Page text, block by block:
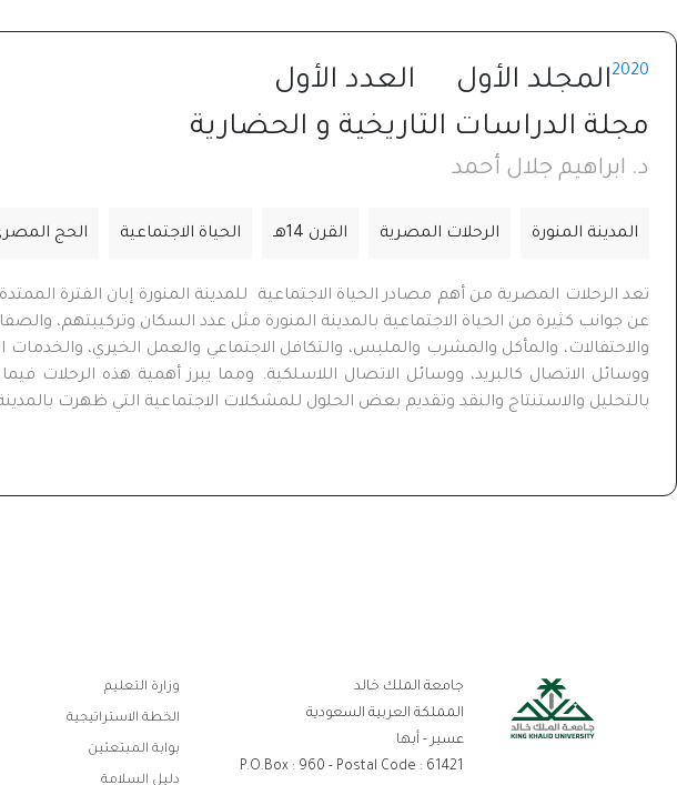
2020المجلد الأول
العدد الأول
مجلة الدراسات التاريخية و الحضارية⁩
د. ابراهيم جلال أحمد
المدينة المنورة الرحلات المصرية القرن 14هـ الحياة الاجتماعية الحج
عن جوانب كثيرة من الحياة الاجتماعية بالمدينة المنورة مثل عدد السكان وتركيبتهم،
والاحتفالات، والمأكل والمشرب والملبس، والتكافل الاجتماعي والعمل الخيري،
ووسائل الاتصال كالبريد، ووسائل الاتصال اللاسلكية. ومما يبرز أهمية هذه الرحلات
بالتحليل والاستنتاج والنقد وتقديم بعض الحلول للمشكلات الاجتماعية التي ظهرت
جامعة الملك خالد
المملكة العربية السعودية
عسير - أبها
P.O.Box : 960 - Postal Code : 61421
روابط
الفوتر
وزارة التعليم
الخطة الاستراتيجية
بوابة المبتعثين
دليل السلامة